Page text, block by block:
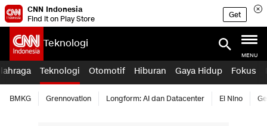
CNN Indonesia
Find it on Play Store
Get
Teknologi
MENU
Teknologi Otomotif Hiburan Gaya Hidup Fokus
BMKG Grennovation Longform: AI dan Datacenter El Nino